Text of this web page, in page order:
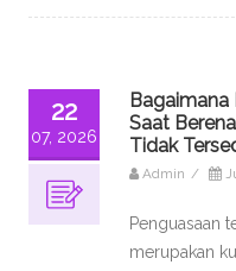
22
07, 2026
Bagaimana
Saat
Tidak
Admin /
Penguasaan
merupakan